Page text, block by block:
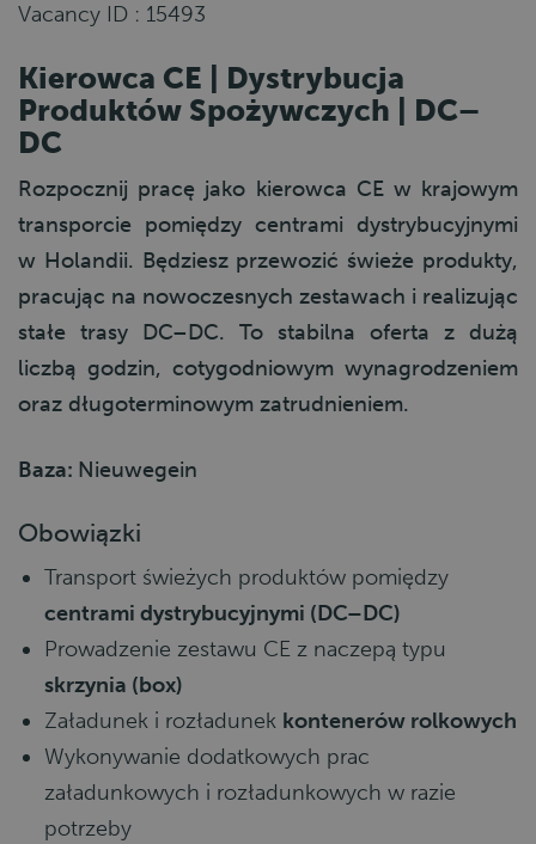
Vacancy ID : 15493
Kierowca CE | Dystrybucja
Produktów Spożywczych |​​​​​​​ DC–
DC
Rozpocznij pracę jako kierowca CE w krajowym
transporcie pomiędzy centrami dystrybucyjnymi
w Holandii. Będziesz przewozić świeże produkty,
pracując na nowoczesnych zestawach i realizując
stałe trasy DC–DC. To stabilna oferta z dużą
liczbą godzin, cotygodniowym wynagrodzeniem
oraz długoterminowym zatrudnieniem.
Baza: Nieuwegein
Obowiązki
Transport świeżych produktów pomiędzy
centrami dystrybucyjnymi (DC–DC)
Prowadzenie zestawu CE z naczepą typu
skrzynia (box)
Załadunek i rozładunek kontenerów rolkowych
Wykonywanie dodatkowych prac
załadunkowych i rozładunkowych w razie
potrzeby